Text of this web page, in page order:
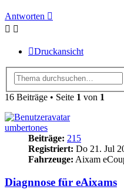
Antworten
Druckansicht
16 Beiträge • Seite 1 von 1
umbertones
Beiträge: 215
Registriert: Do 21. Jul
Fahrzeuge: Aixam
Diagnnose für eAixams